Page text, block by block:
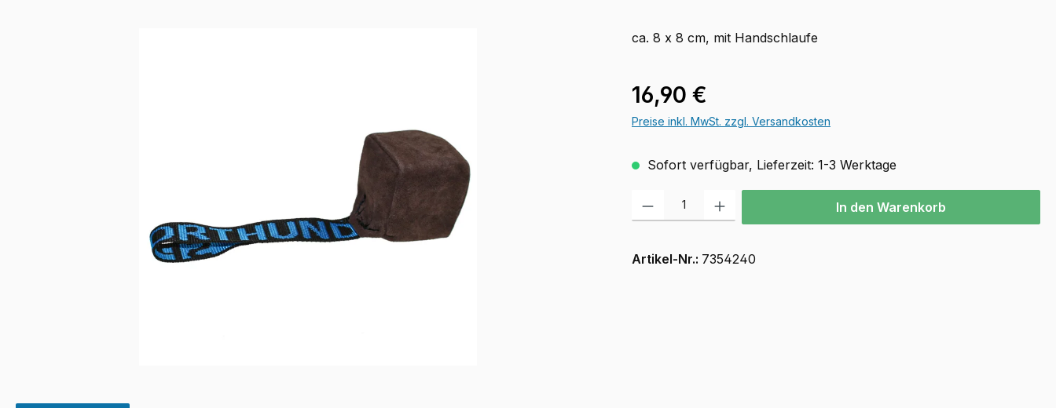
ca. 8 x 8 cm, mit Handschlaufe
Regulärer Preis:
16,90 €
Preise inkl. MwSt. zzgl. Versandkosten
Sofort verfügbar, Lieferzeit: 1-3 Werktage
Produkt Anzahl: Gib den gewünschten Wert ein oder benutze die Schaltflächen
In den Warenkorb
Artikel-Nr.: 7354240